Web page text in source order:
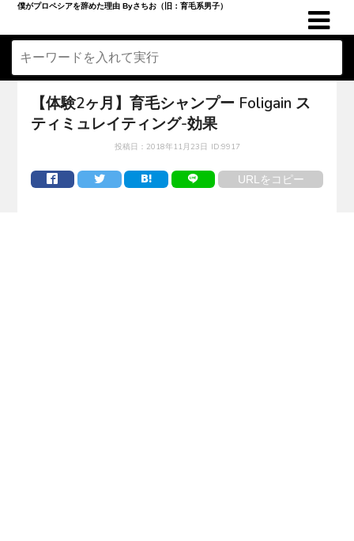
僕がプロペシアを辞めた理由 Byさちお（旧：育毛系男子）
【体験2ヶ月】育毛シャンプー Foligain ス
ティミュレイティング-効果
投稿日： 2018年11月23日 ID:9917
URLをコピー